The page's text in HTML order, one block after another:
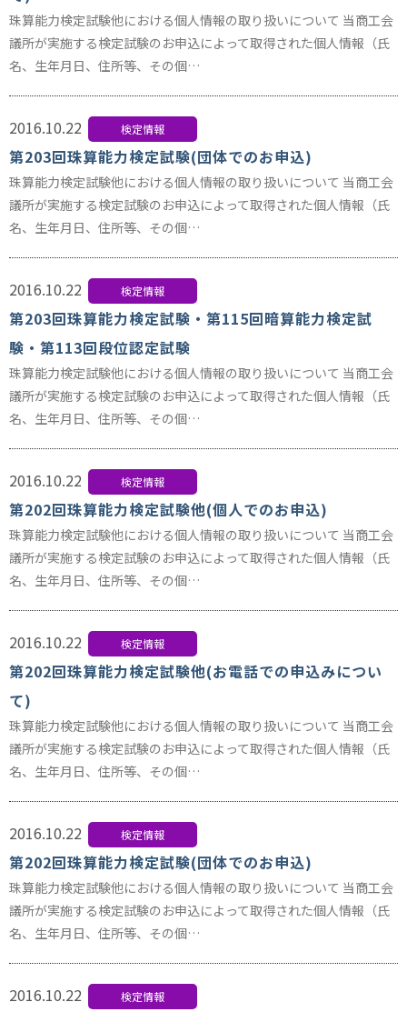
珠算能力検定試験他における個人情報の取り扱いについて 当商工会
議所が実施する検定試験のお申込によって取得された個人情報（氏
名、生年月日、住所等、その個…
2016.10.22 検定情報
第203回珠算能力検定試験(団体でのお申込)
珠算能力検定試験他における個人情報の取り扱いについて 当商工会
議所が実施する検定試験のお申込によって取得された個人情報（氏
名、生年月日、住所等、その個…
2016.10.22 検定情報
第203回珠算能力検定試験・第115回暗算能力検定試
験・第113回段位認定試験
珠算能力検定試験他における個人情報の取り扱いについて 当商工会
議所が実施する検定試験のお申込によって取得された個人情報（氏
名、生年月日、住所等、その個…
2016.10.22 検定情報
第202回珠算能力検定試験他(個人でのお申込)
珠算能力検定試験他における個人情報の取り扱いについて 当商工会
議所が実施する検定試験のお申込によって取得された個人情報（氏
名、生年月日、住所等、その個…
2016.10.22 検定情報
第202回珠算能力検定試験他(お電話での申込みについ
て)
珠算能力検定試験他における個人情報の取り扱いについて 当商工会
議所が実施する検定試験のお申込によって取得された個人情報（氏
名、生年月日、住所等、その個…
2016.10.22 検定情報
第202回珠算能力検定試験(団体でのお申込)
珠算能力検定試験他における個人情報の取り扱いについて 当商工会
議所が実施する検定試験のお申込によって取得された個人情報（氏
名、生年月日、住所等、その個…
2016.10.22 検定情報